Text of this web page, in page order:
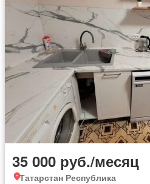
35 000 руб./месяц
Татарстан Республика